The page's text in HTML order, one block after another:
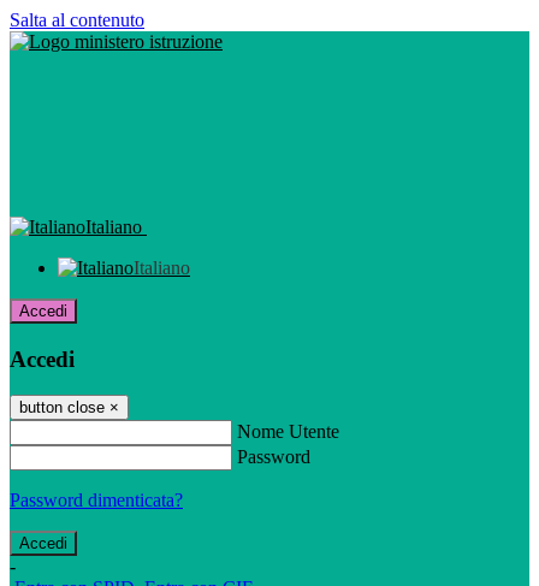
Salta al contenuto
Italiano
Italiano
Accedi
Accedi
button close ×
Nome Utente
Password
Password dimenticata?
-